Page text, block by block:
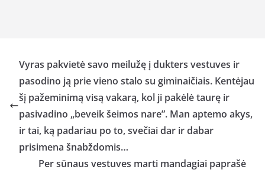
Vyras pakvietė savo meilužę į dukters vestuves ir
pasodino ją prie vieno stalo su giminaičiais. Kentėjau
šį pažeminimą visą vakarą, kol ji pakėlė taurę ir
pasivadino „beveik šeimos nare”. Man aptemo akys,
ir tai, ką padariau po to, svečiai dar ir dabar
prisimena šnabždomis…
Per sūnaus vestuves marti mandagiai paprašė